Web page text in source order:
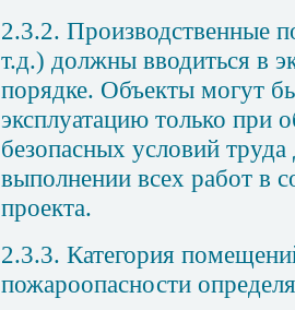
2.3.2. Производственные
т.д.) должны вводиться в
порядке. Объекты могут
эксплуатацию только при
безопасных условий
выполнении всех работ в
проекта.
2.3.3. Категория
пожароопасности